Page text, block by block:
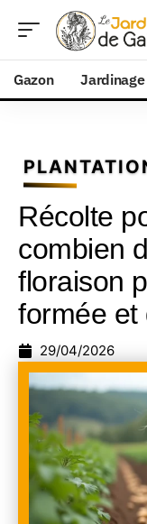
Gazon Jardinage
Récolte
combien
floraison
formée et
29/04/2026